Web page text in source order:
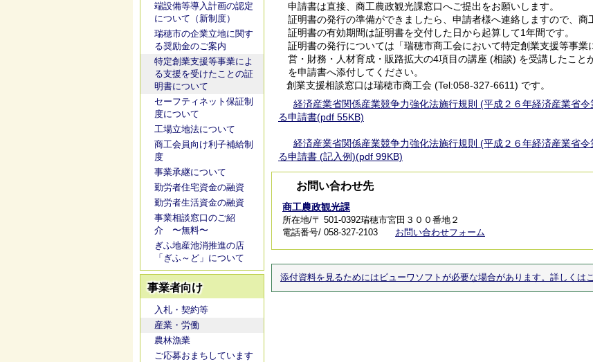
端設備等導入計画の認定
について（新制度）
瑞穂市の企業立地に関す
る奨励金のご案内
特定創業支援等事業によ
る支援を受けたことの証
明書について
セーフティネット保証制
度について
工場立地法について
商工会員向け利子補給制
度
事業承継について
勤労者住宅資金の融資
勤労者生活資金の融資
事業相談窓口のご紹
介 〜無料〜
ぎふ地産池消推進の店
「ぎふ～ど」について
事業者向け
入札・契約等
産業・労働
農林漁業
ご応募おまちしています
申請書は直接、商工農政観光課窓口へご提出をお願いします。
証明書の発行の準備ができましたら、申請者様へ連絡しますので、商
証明書の有効期間は証明書を交付した日から起算して1年間です。
証明書の発行については「瑞穂市商工会において特定創業支援等事業
営・財務・人材育成・販路拡大の4項目の講座 (相談) を受講したこと
を申請書へ添付してください。
創業支援相談窓口は瑞穂市商工会 (Tel:058-327-6611) です。
経済産業省関係産業競争力強化法施行規則 (平成２６年経済産業省
る申請書(pdf 55KB)
経済産業省関係産業競争力強化法施行規則 (平成２６年経済産業省
る申請書 (記入例)(pdf 99KB)
お問い合わせ先
商工農政観光課
所在地/〒 501-0392瑞穂市宮田３００番地２
電話番号/ 058-327-2103
お問い合わせフォーム
添付資料を見るためにはビューワソフトが必要な場合があります。詳しくは